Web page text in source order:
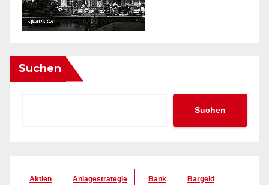
Suchen
Suchen
Aktien Anlagestrategie Bank Bargeld